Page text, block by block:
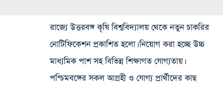
রাজ্যে উত্তরবঙ্গ কৃষি বিশ্ববিদ্যালয় থেকে নতুন চাকরির
নোটিফিকেশন প্রকাশিত হলো। নিয়োগ করা হচ্ছে উচ্চ
মাধ্যমিক পাশ সহ বিভিন্ন শিক্ষাগত যোগ্যতায়।
পশ্চিমবঙ্গের সকল আগ্রহী ও যোগ্য প্রার্থীদের কাছ